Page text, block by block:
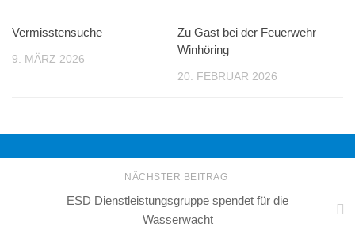
Vermisstensuche
9. MÄRZ 2026
Zu Gast bei der Feuerwehr
Winhöring
20. FEBRUAR 2026
NÄCHSTER BEITRAG
ESD Dienstleistungsgruppe spendet für die
Wasserwacht